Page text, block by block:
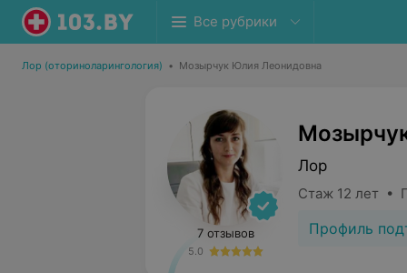
Все рубрики
Лор (оториноларингология) • Мозырчук Юлия Леонидовна
7 отзывов
5.0
Лор
Стаж 12 лет •
Профиль